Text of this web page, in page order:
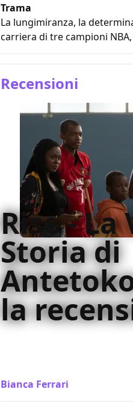
Trama
La lungimiranza, la
carriera di tre campioni
Recensioni
Rise - La
Storia di
la
Bianca Ferrari